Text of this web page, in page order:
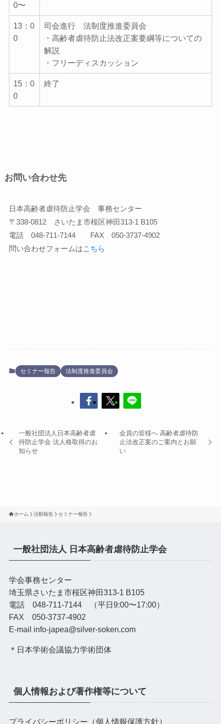
0〜
13：0
0
司会進行 法制度推進委員会
・高齢者虐待防止法改正案要綱等についての
解説
・フリーディスカッション
15：0
0
終了
お問い合わせ先
日本高齢者虐待防止学会 事務センター
〒338-0812 さいたま市桜区神田313-1 B105
電話 048-711-7144 FAX 050-3737-4902
問い合わせフォームはこちら
セミナー報告 法制度推進委員会
一般社団法人日本高齢者虐
待防止学会 法人格取得のお
知らせ
会員の皆様へ 高齢者虐待防
止法改正案のご案内とお願
い
ホーム 活動報告 セミナー報告
一般社団法人 日本高齢者虐待防止学会
学会事務センター
埼玉県さいたま市桜区神田313-1 B105
電話 048-711-7144 （平日9:00〜17:00）
FAX 050-3737-4902
E-mail info-japea@silver-soken.com
＊日本学術会議協力学術団体
個人情報および著作権等について
プライバシーポリシー（個人情報保護方針）